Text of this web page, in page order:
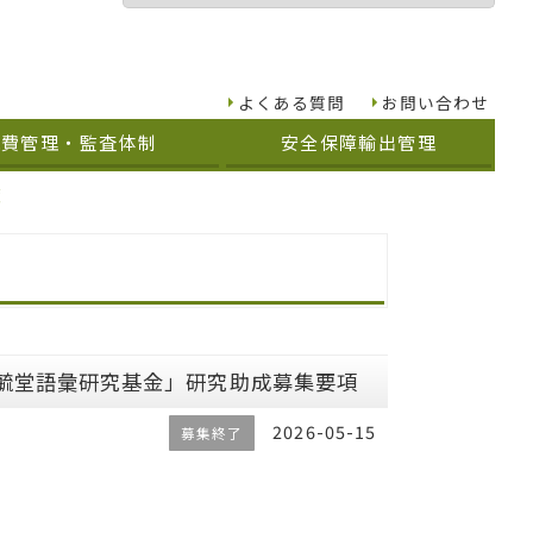
よくある質問 お問い合わせ
管理・監査体制 安全保障輸出管理
語彙研究基金」研究助成募集要項
募集終了 2026-05-15